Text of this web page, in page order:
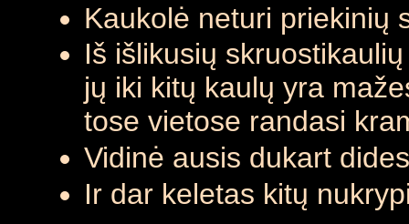
Kaukolė neturi priekinių
Iš išlikusių
jų iki kitų kaulų yra
tose vietose randasi
Vidinė ausis dukart
Ir dar keletas kitų